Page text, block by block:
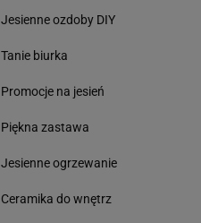
Jesienne ozdoby DIY
Tanie biurka
Promocje na jesień
Piękna zastawa
Jesienne ogrzewanie
Ceramika do wnętrz